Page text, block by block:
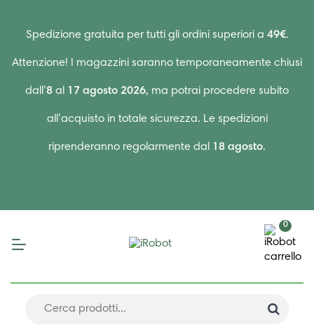
Spedizione gratuita per tutti gli ordini superiori a 49€.
Attenzione! I magazzini saranno temporaneamente chiusi
dall’8 al 17 agosto 2026, ma potrai procedere subito
all’acquisto in totale sicurezza. Le spedizioni
riprenderanno regolarmente dal 18 agosto.
0